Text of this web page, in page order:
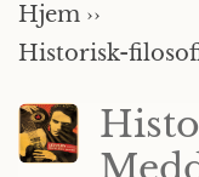
Hjem ››
Historisk-